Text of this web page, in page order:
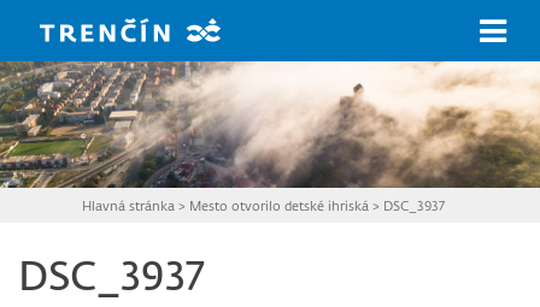
Hlavná stránka > Mesto otvorilo detské ihriská > DSC_3937
DSC_3937